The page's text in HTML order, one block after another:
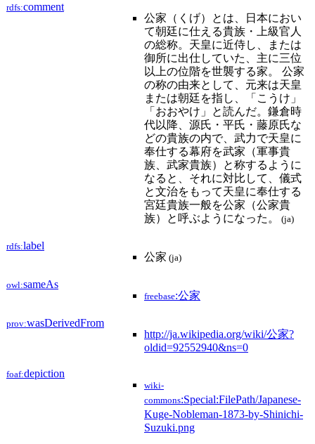
rdfs:comment
公家（くげ）とは、日本におい
て朝廷に仕える貴族・上級官人
の総称。天皇に近侍し、または
御所に出仕していた、主に三位
以上の位階を世襲する家。 公家
の称の由来として、元来は天皇
または朝廷を指し、「こうけ」
「おおやけ」と読んだ。鎌倉時
代以降、源氏・平氏・藤原氏な
どの貴族の内で、武力で天皇に
奉仕する幕府を武家（軍事貴
族、武家貴族）と称するように
なると、それに対比して、儀式
と文治をもって天皇に奉仕する
宮廷貴族一般を公家（公家貴
族）と呼ぶようになった。
(ja)
rdfs:label
公家 (ja)
owl:sameAs
freebase:公家
prov:wasDerivedFrom
http://ja.wikipedia.org/wiki/公家?
oldid=92552940&ns=0
foaf:depiction
wiki-
commons:Special:FilePath/Japanese-
Kuge-Nobleman-1873-by-Shinichi-
Suzuki.png